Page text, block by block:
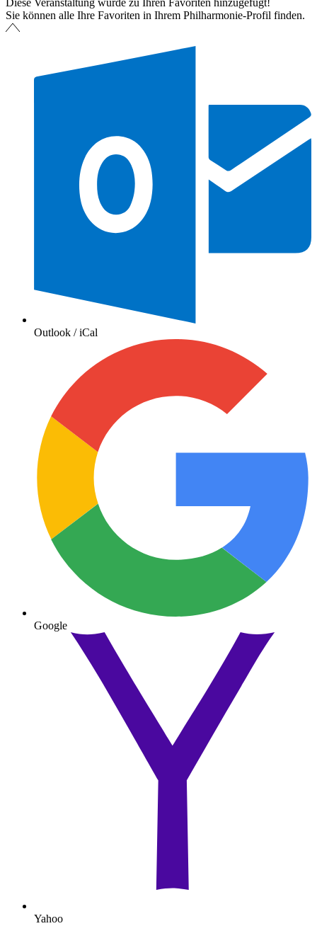
Diese Veranstaltung wurde zu Ihren Favoriten hinzugefügt!
Sie können alle Ihre Favoriten in Ihrem Philharmonie-Profil finden.
Outlook / iCal
Google
Yahoo